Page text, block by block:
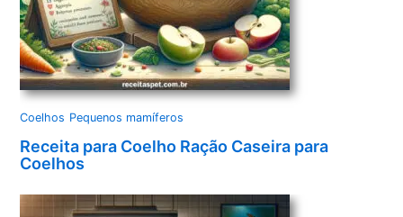
Coelhos Pequenos mamíferos
Receita para Coelho Ração Caseira para
Coelhos